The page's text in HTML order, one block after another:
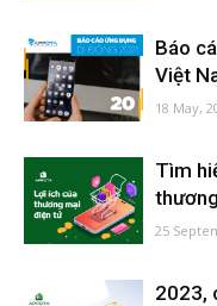
Báo
Việt
18 May,
Tìm
25
2023,